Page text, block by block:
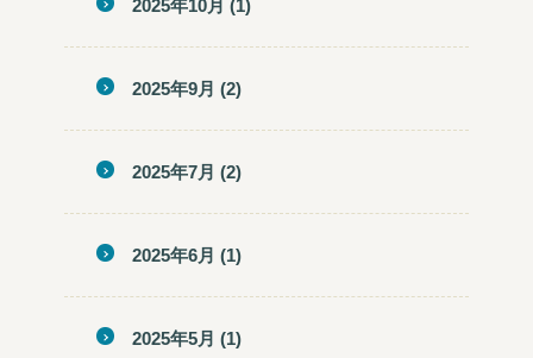
2025年10月 (1)
2025年9月 (2)
2025年7月 (2)
2025年6月 (1)
2025年5月 (1)